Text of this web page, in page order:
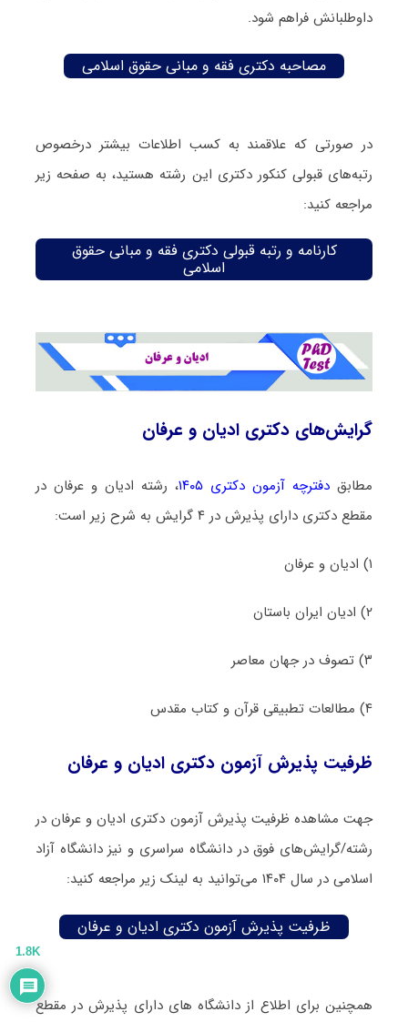
داوطلبانش فراهم شود.
مصاحبه دکتری فقه و مبانی حقوق اسلامی
در صورتی که علاقمند به کسب اطلاعات بیشتر درخصوص
رتبه‌های قبولی کنکور دکتری این رشته هستید، به صفحه زیر
مراجعه کنید:
کارنامه و رتبه قبولی دکتری فقه و مبانی حقوق
اسلامی
گرایش‌های دکتری ادیان و عرفان
مطابق دفترچه آزمون دکتری ۱۴۰۵
، رشته ادیان و عرفان در
مقطع دکتری دارای پذیرش در ۴ گرایش به شرح زیر است:
۱) ادﻳﺎن و ﻋﺮﻓﺎن
۲) ادیان ایران باستان
۳) تصوف در جهان معاصر
۴) مطالعات تطبیقی قرآن و کتاب مقدس
ظرفیت پذیرش آزمون دکتری ادیان و عرفان
جهت مشاهده ظرفیت پذیرش آزمون دکتری ادیان و عرفان در
رشته/گرایش‌های فوق در دانشگاه سراسری و نیز دانشگاه آزاد
اسلامی در سال ۱۴۰۴ می‌توانید به لینک زیر مراجعه کنید:
ظرفیت پذیرش آزمون دکتری ادیان و عرفان
همچنین برای اطلاع از دانشگاه های دارای پذیرش در مقطع
1.8K